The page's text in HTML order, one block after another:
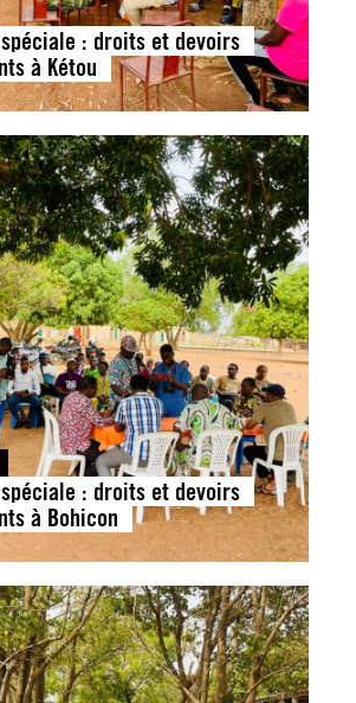
: droits et devoirs
à Kétou
: droits et devoirs
à Bohicon